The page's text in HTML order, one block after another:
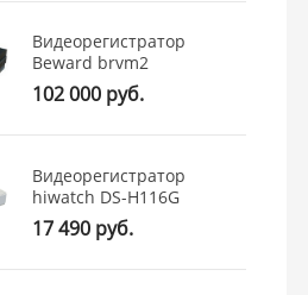
Видеорегистратор
Beward brvm2
102 000 руб.
Видеорегистратор
hiwatch DS-H116G
17 490 руб.